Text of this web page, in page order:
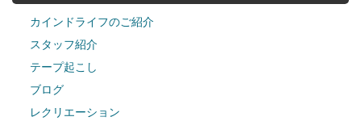
カインドライフのご紹介
スタッフ紹介
テープ起こし
ブログ
レクリエーション